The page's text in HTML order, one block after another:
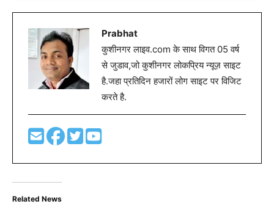
Prabhat
कुशीनगर लाइव.com के साथ विगत 05 वर्ष
से जुडाव,जो कुशीनगर लोकप्रिय न्यूज़ साइट
है.जहा प्रतिदिन हजारों लोग साइट पर विजिट
करते है.
Related News